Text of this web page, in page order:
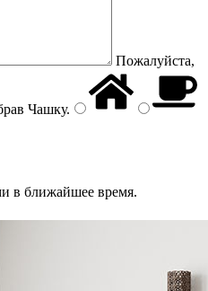
Пожалуйста,
Чашку.
в ближайшее время.